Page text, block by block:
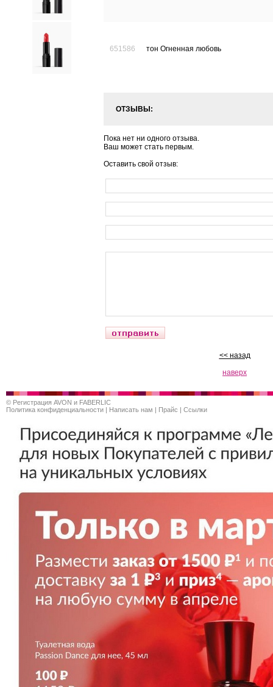
651586 тон Огненная любовь
ОТЗЫВЫ:
Пока нет ни одного отзыва.
Ваш может стать первым.
Оставить свой отзыв:
<< назад
наверх
© Регистрация AVON и FABERLIC
Политика конфиденциальности | Написать нам | Прайс | Ссылки